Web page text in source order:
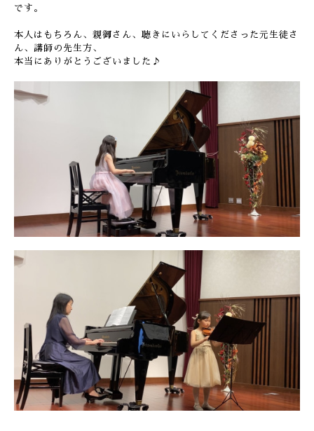
です。
本人はもちろん、親御さん、聴きにいらしてくださった元生徒さ
ん、講師の先生方、
本当にありがとうございました♪